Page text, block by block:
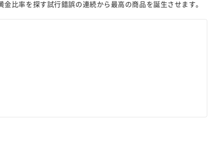
比率を探す試行錯誤の連続から最高の商品を誕生させます。